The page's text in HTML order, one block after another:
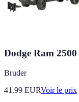
Dodge Ram
Bruder
41.99 EURVoir le prix